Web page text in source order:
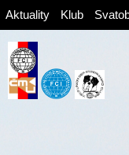
Aktuality Klub